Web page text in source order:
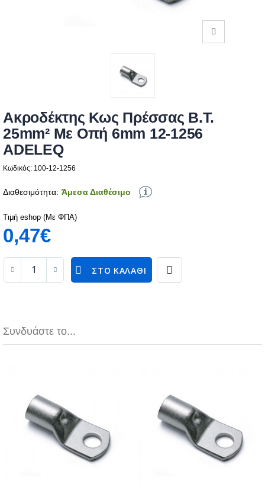
Ακροδέκτης Κως Πρέσσας Β.Τ.
25mm² Με Οπή 6mm 12-1256
ADELEQ
Κωδικός: 100-12-1256
Διαθεσιμότητα: Άμεσα Διαθέσιμο
Τιμή eshop (Με ΦΠΑ)
0,47€
ΣΤΟ ΚΑΛΆΘΙ
Συνδυάστε το...